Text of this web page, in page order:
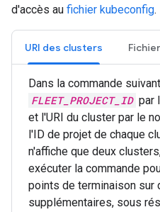
d'accès au fichier kubeconfig.
URI des clusters
Dans la commande
FLEET_PROJECT_ID par
et l'URI du cluster par le
l'ID de projet de chaque
n'affiche que deux
exécuter la commande
points de terminaison sur
supplémentaires, sous